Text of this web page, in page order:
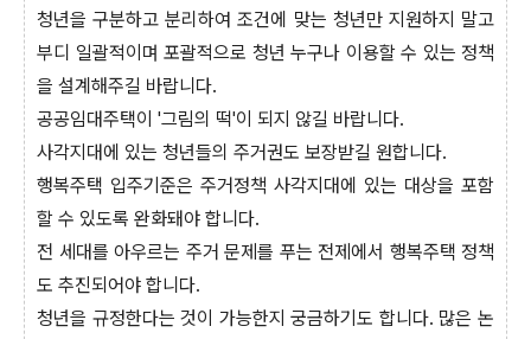
청년을 구분하고 분리하여 조건에 맞는 청년만 지원하지 말고
부디 일괄적이며 포괄적으로 청년 누구나 이용할 수 있는 정책
을 설계해주길 바랍니다.
공공임대주택이 '그림의 떡'이 되지 않길 바랍니다.
사각지대에 있는 청년들의 주거권도 보장받길 원합니다.
행복주택 입주기준은 주거정책 사각지대에 있는 대상을 포함
할 수 있도록 완화돼야 합니다.
전 세대를 아우르는 주거 문제를 푸는 전제에서 행복주택 정책
도 추진되어야 합니다.
청년을 규정한다는 것이 가능한지 궁금하기도 합니다. 많은 논